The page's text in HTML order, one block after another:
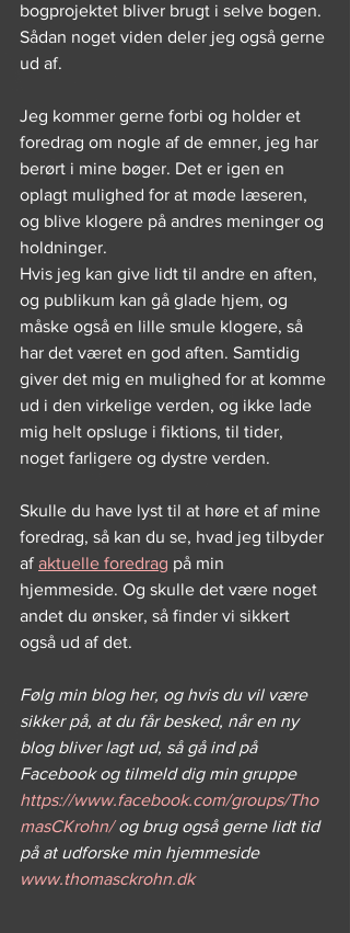
bogprojektet bliver brugt i selve bogen.
Sådan noget viden deler jeg også gerne
ud af.
Jeg kommer gerne forbi og holder et
foredrag om nogle af de emner, jeg har
berørt i mine bøger. Det er igen en
oplagt mulighed for at møde læseren,
og blive klogere på andres meninger og
holdninger.
Hvis jeg kan give lidt til andre en aften,
og publikum kan gå glade hjem, og
måske også en lille smule klogere, så
har det været en god aften. Samtidig
giver det mig en mulighed for at komme
ud i den virkelige verden, og ikke lade
mig helt opsluge i fiktions, til tider,
noget farligere og dystre verden.
Skulle du have lyst til at høre et af mine
foredrag, så kan du se, hvad jeg tilbyder
af aktuelle foredrag på min
hjemmeside. Og skulle det være noget
andet du ønsker, så finder vi sikkert
også ud af det.
Følg min blog her, og hvis du vil være
sikker på, at du får besked, når en ny
blog bliver lagt ud, så gå ind på
Facebook og tilmeld dig min gruppe
https://www.facebook.com/groups/Tho
masCKrohn/ og brug også gerne lidt tid
på at udforske min hjemmeside
www.thomasckrohn.dk